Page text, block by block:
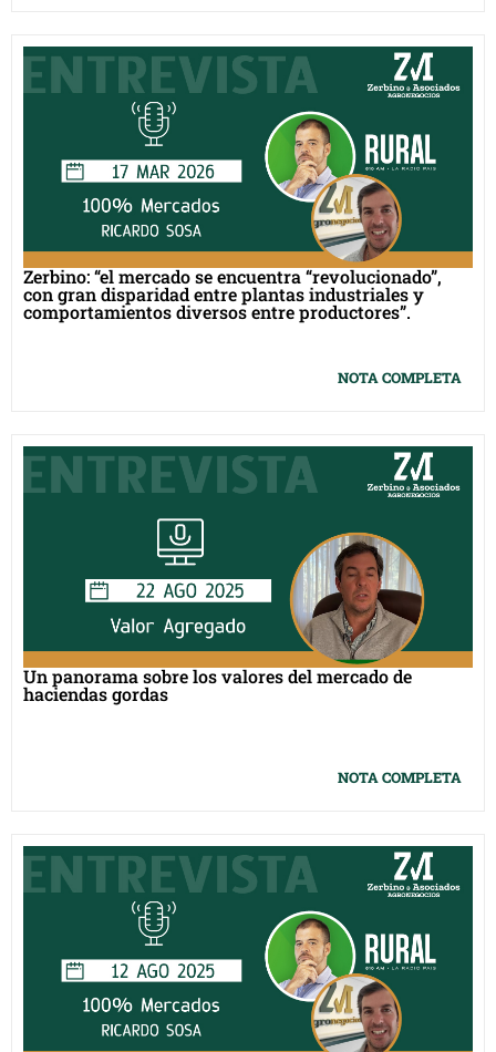
Zerbino: “el mercado se encuentra “revolucionado”,
con gran disparidad entre plantas industriales y
comportamientos diversos entre productores”.
NOTA COMPLETA
Un panorama sobre los valores del mercado de
haciendas gordas
NOTA COMPLETA